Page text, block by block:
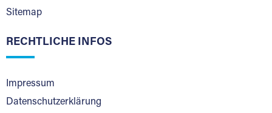
Sitemap
RECHTLICHE INFOS
Impressum
Datenschutzerklärung